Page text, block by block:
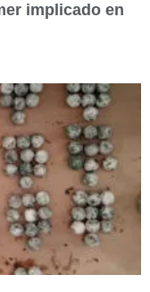
implicado en